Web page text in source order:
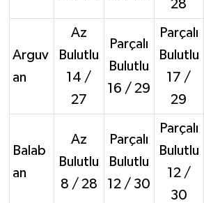
28
Arguv
an
Az
Bulutlu
14 /
27
Parçalı
Bulutlu
16 / 29
Parçalı
Bulutlu
17 /
29
Balab
an
Az
Bulutlu
8 / 28
Parçalı
Bulutlu
12 / 30
Parçalı
Bulutlu
12 /
30